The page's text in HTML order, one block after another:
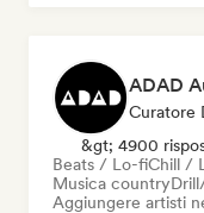
ADAD
Curatore
&gt; 4900
Beats / Lo-fiChill /
Musica country
Aggiungere artisti